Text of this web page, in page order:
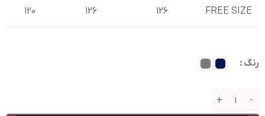
FREE SIZE
126
126
120
رنگ